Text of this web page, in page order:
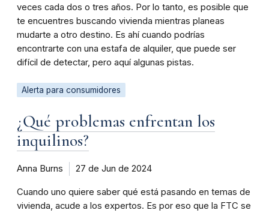
veces cada dos o tres años. Por lo tanto, es posible que
te encuentres buscando vivienda mientras planeas
mudarte a otro destino. Es ahí cuando podrías
encontrarte con una estafa de alquiler, que puede ser
difícil de detectar, pero aquí algunas pistas.
Alerta para consumidores
¿Qué problemas enfrentan los
inquilinos?
Anna Burns 27 de Jun de 2024
Cuando uno quiere saber qué está pasando en temas de
vivienda, acude a los expertos. Es por eso que la FTC se